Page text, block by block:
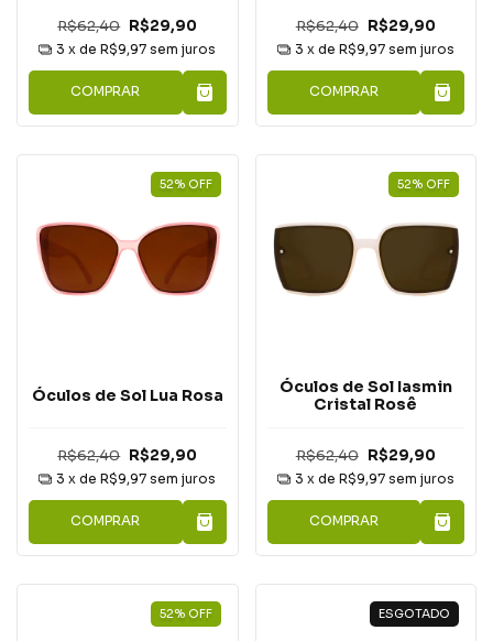
R$62,40 R$29,90
3 x deR$9,97 sem juros
COMPRAR
R$62,40 R$29,90
3 x de R$9,97 sem juros
COMPRAR
52% OFF
Óculos de Sol Lua Rosa
R$62,40 R$29,90
3 x deR$9,97 sem juros
COMPRAR
52% OFF
Óculos de Sol Iasmin
Cristal Rosê
R$62,40 R$29,90
3 x de R$9,97 sem juros
COMPRAR
52% OFF ESGOTADO